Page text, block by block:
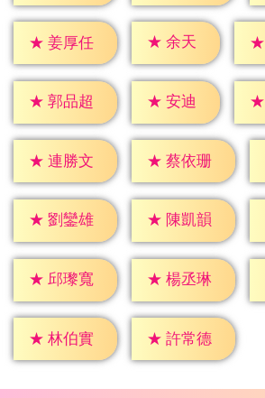
★ 姜厚任 ★ 余天 ★
★ 郭品超 ★ 安迪 ★
★ 連勝文 ★ 蔡依珊
★ 劉鑾雄 ★ 陳凱韻
★ 邱瓈寬 ★ 楊丞琳
★ 林伯實 ★ 許常德